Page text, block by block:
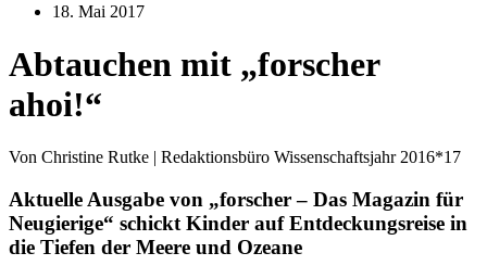
18. Mai 2017
Abtauchen mit „forscher
ahoi!“
Von Christine Rutke | Redaktionsbüro Wissenschaftsjahr 2016*17
Aktuelle Ausgabe von „forscher – Das Magazin für
Neugierige“ schickt Kinder auf Entdeckungsreise in
die Tiefen der Meere und Ozeane